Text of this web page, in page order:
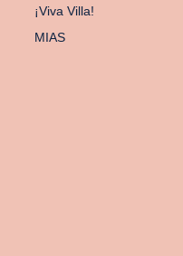
¡Viva Villa!
MIAS